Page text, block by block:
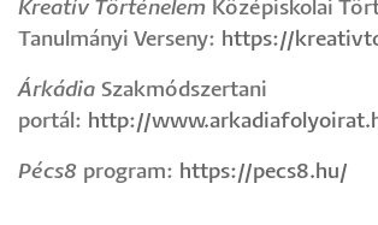
Kreatív Történelem Középiskolai
Tanulmányi Verseny: https://
Árkádia Szakmódszertani
portál: http://
Pécs8 program: https://pecs8.hu/